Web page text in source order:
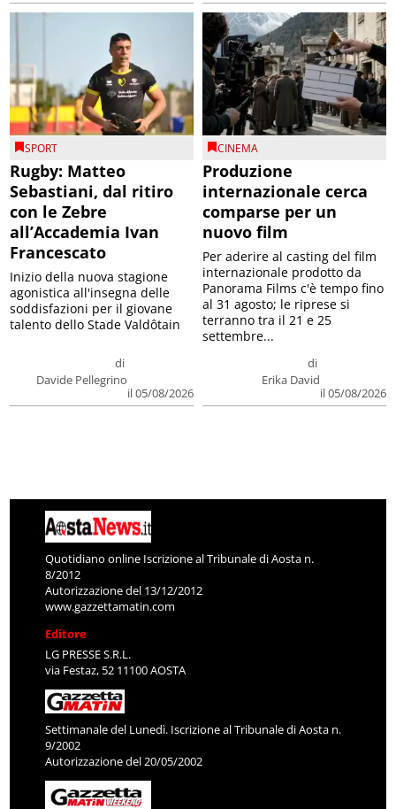
SPORT
Rugby: Matteo
Sebastiani, dal ritiro
con le Zebre
all’Accademia Ivan
Francescato
di
Davide Pellegrino
il 05/08/2026
Inizio della nuova stagione
agonistica all'insegna delle
soddisfazioni per il giovane
talento dello Stade Valdôtain
CINEMA
Produzione
internazionale cerca
comparse per un
nuovo film
di
Erika David
il 05/08/2026
Per aderire al casting del film
internazionale prodotto da
Panorama Films c'è tempo fino
al 31 agosto; le riprese si
terranno tra il 21 e 25
settembre...
Quotidiano online Iscrizione al Tribunale di Aosta n.
8/2012
Autorizzazione del 13/12/2012
www.gazzettamatin.com
Editore
LG PRESSE S.R.L.
via Festaz, 52 11100 AOSTA
Settimanale del Lunedì. Iscrizione al Tribunale di Aosta n.
9/2002
Autorizzazione del 20/05/2002